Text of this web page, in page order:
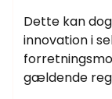
Dette kan
innovation i
gældende